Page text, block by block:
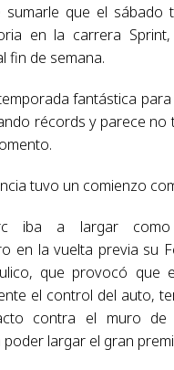
que el sábado
en la carrera Sprint,
fin de semana.
fantástica
récords y parece no
tuvo un comienzo
iba a largar
en la vuelta previa su
que provocó que
el control del auto,
contra el muro de
largar el gran